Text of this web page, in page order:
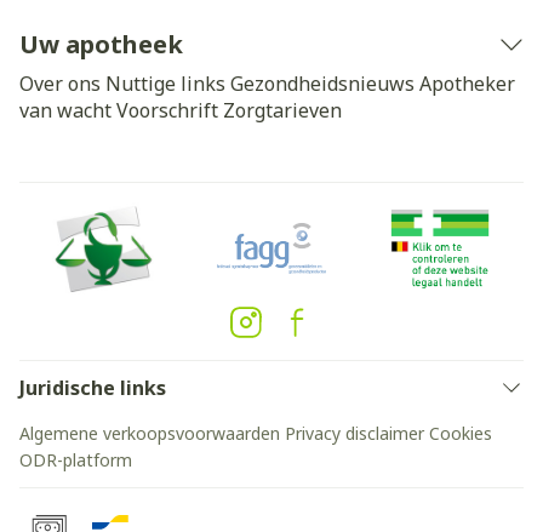
Uw apotheek
Over ons Nuttige links Gezondheidsnieuws Apotheker
van wachtVoorschrift Zorgtarieven
Juridische links
Algemene verkoopsvoorwaarden Privacy disclaimer Cookies
ODR-platform